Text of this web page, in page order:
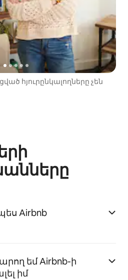
հյուրընկալողները չեն
Airbnb
եմ Airbnb-ի
իմ